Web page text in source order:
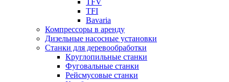
TFV
TFI
Bavaria
Компрессоры в аренду
Дизельные насосные установки
Станки для деревообработки
Круглопильные станки
Фуговальные станки
Рейсмусовые станки